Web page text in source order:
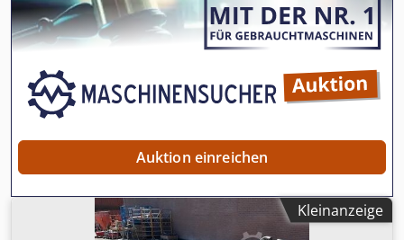
Auktion einreichen
Kleinanzeige